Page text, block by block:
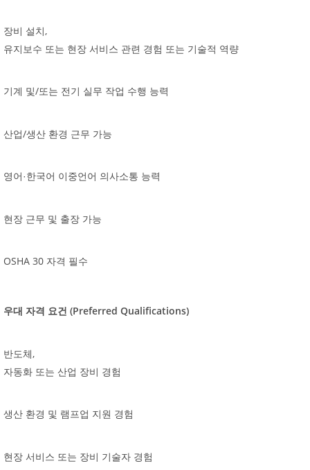
장비 설치,
유지보수 또는 현장 서비스 관련 경험 또는 기술적 역량
기계 및/또는 전기 실무 작업 수행 능력
산업/생산 환경 근무 가능
영어·한국어 이중언어 의사소통 능력
현장 근무 및 출장 가능
OSHA 30 자격 필수
우대 자격 요건 (Preferred Qualifications)
반도체,
자동화 또는 산업 장비 경험
생산 환경 및 램프업 지원 경험
현장 서비스 또는 장비 기술자 경험